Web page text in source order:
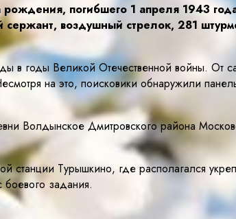
рождения, погибшего 1 апреля 1943
воздушный стрелок, 281
в годы Великой Отечественной войны. От
на это, поисковики обнаружили
Волдынское Дмитровского района
Турышкино, где располагался
боевого задания.